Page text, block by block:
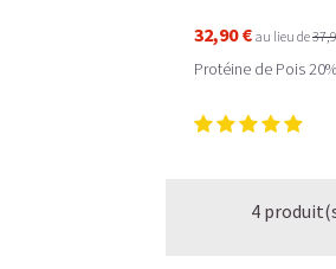
32,90 € au lieu de
Protéine de Pois
4